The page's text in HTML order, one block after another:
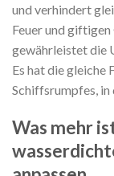
und verhindert
Feuer und giftigen
gewährleistet die
Es hat die gleiche
Schiffsrumpfes, in
Was mehr